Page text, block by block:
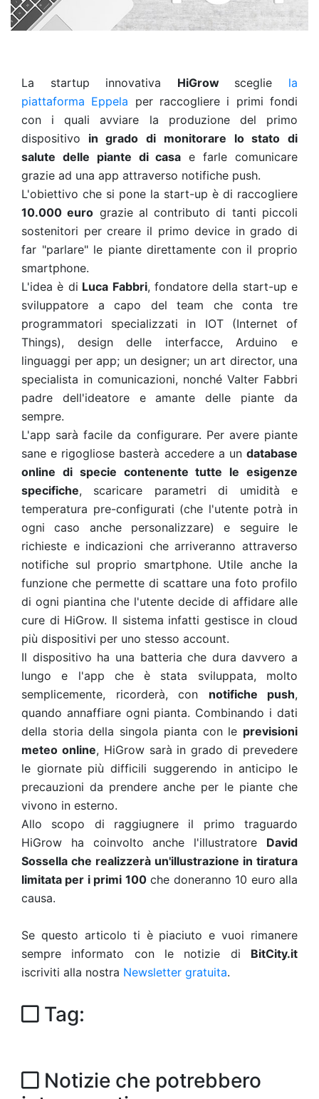
La startup innovativa HiGrow sceglie la
piattaforma Eppela per raccogliere i primi fondi
con i quali avviare la produzione del primo
dispositivo in grado di monitorare lo stato di
salute delle piante di casa e farle comunicare
grazie ad una app attraverso notifiche push.
L'obiettivo che si pone la start-up è di raccogliere
10.000 euro grazie al contributo di tanti piccoli
sostenitori per creare il primo device in grado di
far "parlare" le piante direttamente con il proprio
smartphone.
L'idea è di Luca Fabbri, fondatore della start-up e
sviluppatore a capo del team che conta tre
programmatori specializzati in IOT (Internet of
Things), design delle interfacce, Arduino e
linguaggi per app; un designer; un art director, una
specialista in comunicazioni, nonché Valter Fabbri
padre dell'ideatore e amante delle piante da
sempre.
L'app sarà facile da configurare. Per avere piante
sane e rigogliose basterà accedere a un database
online di specie contenente tutte le esigenze
specifiche, scaricare parametri di umidità e
temperatura pre-configurati (che l'utente potrà in
ogni caso anche personalizzare) e seguire le
richieste e indicazioni che arriveranno attraverso
notifiche sul proprio smartphone. Utile anche la
funzione che permette di scattare una foto profilo
di ogni piantina che l'utente decide di affidare alle
cure di HiGrow. Il sistema infatti gestisce in cloud
più dispositivi per uno stesso account.
Il dispositivo ha una batteria che dura davvero a
lungo e l'app che è stata sviluppata, molto
semplicemente, ricorderà, con notifiche push,
quando annaffiare ogni pianta. Combinando i dati
della storia della singola pianta con le previsioni
meteo online, HiGrow sarà in grado di prevedere
le giornate più difficili suggerendo in anticipo le
precauzioni da prendere anche per le piante che
vivono in esterno.
Allo scopo di raggiugnere il primo traguardo
HiGrow ha coinvolto anche l'illustratore David
Sossella che realizzerà un'illustrazione in tiratura
limitata per i primi 100che doneranno 10 euro alla
causa.
Se questo articolo ti è piaciuto e vuoi rimanere
sempre informato con le notizie di BitCity.it
iscriviti alla nostra Newsletter gratuita.
Tag:
Notizie che potrebbero